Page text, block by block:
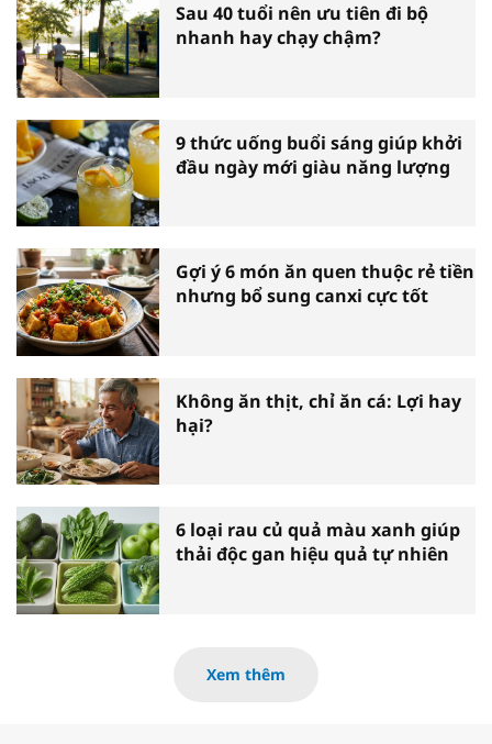
Sau 40 tuổi nên ưu tiên đi bộ
nhanh hay chạy chậm?
9 thức uống buổi sáng giúp khởi
đầu ngày mới giàu năng lượng
Gợi ý 6 món ăn quen thuộc rẻ tiền
nhưng bổ sung canxi cực tốt
Không ăn thịt, chỉ ăn cá: Lợi hay
hại?
6 loại rau củ quả màu xanh giúp
thải độc gan hiệu quả tự nhiên
Xem thêm